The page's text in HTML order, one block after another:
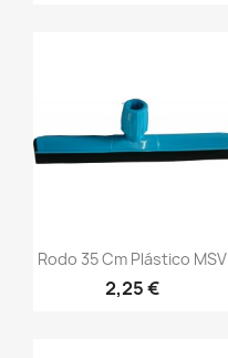
Rodo 35 Cm Plástico MSV
2,25 €